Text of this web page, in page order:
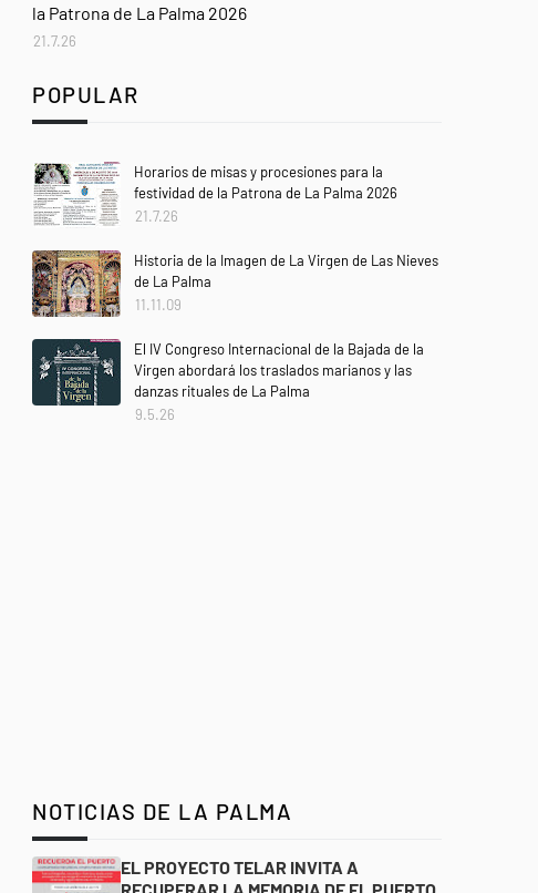
la Patrona de La Palma 2026
21.7.26
POPULAR
Horarios de misas y procesiones para la
festividad de la Patrona de La Palma 2026
21.7.26
Historia de la Imagen de La Virgen de Las Nieves
de La Palma
11.11.09
El IV Congreso Internacional de la Bajada de la
Virgen abordará los traslados marianos y las
danzas rituales de La Palma
9.5.26
NOTICIAS DE LA PALMA
EL PROYECTO TELAR INVITA A